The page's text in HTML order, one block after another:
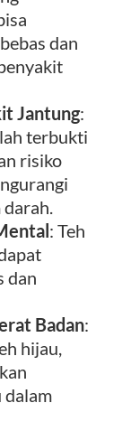
dan
Jantung:
terbukti
risiko
: Teh
dan
Badan:
hijau,
dalam